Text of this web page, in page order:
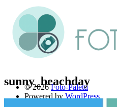
sunny_beachday
© 2026Foto-Paletti
Powered by WordPress